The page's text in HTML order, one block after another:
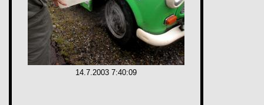
14.7.2003 7:40:09